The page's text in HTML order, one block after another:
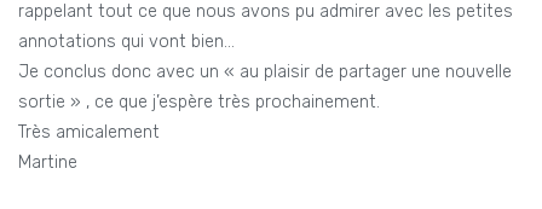
rappelant tout ce que nous avons pu admirer avec les petites
annotations qui vont bien…
Je conclus donc avec un « au plaisir de partager une nouvelle
sortie » , ce que j’espère très prochainement.
Très amicalement
Martine